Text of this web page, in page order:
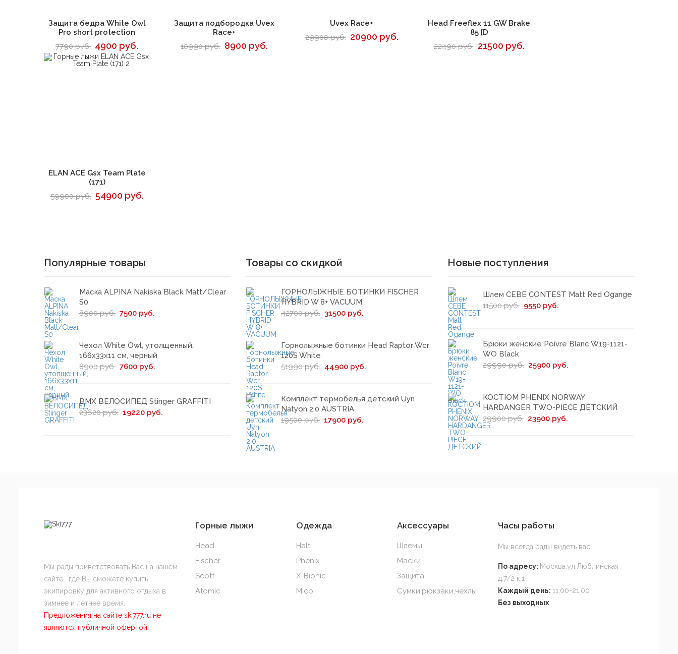
В корзину
Защита бедра White Owl
Pro short protection
7790 руб. 4900 руб.
В корзину
Защита подбородка Uvex
Race+
10990 руб. 8900 руб.
В корзину
Uvex Race+
29900 руб. 20900 руб.
В корзину
Head Freeflex 11 GW Brake
85 [D
22490 руб. 21500 руб.
В корзину
ELAN ACE Gsx Team Plate
(171)
59900 руб. 54900 руб.
Популярные товары
Маска ALPINA Nakiska Black Matt/Clear
S0
8900 руб. 7500 руб.
Чехол White Owl, утолщенный,
166х33х11 см, черный
8900 руб. 7600 руб.
BMX ВЕЛОСИПЕД Stinger GRAFFITI
23620 руб. 19220 руб.
Товары со скидкой
ГОРНОЛЫЖНЫЕ БОТИНКИ FISCHER
HYBRID W 8+ VACUUM
42700 руб. 31500 руб.
Горнолыжные ботинки Head Raptor Wcr
120S White
51990 руб. 44900 руб.
Комплект термобелья детский Uyn
Natyon 2.0 AUSTRIA
19500 руб. 17900 руб.
Новые поступления
Шлем CEBE CONTEST Matt Red Ogange
11500 руб. 9550 руб.
Брюки женские Poivre Blanc W19-1121-
WO Black
29990 руб. 25900 руб.
КОСТЮМ PHENIX NORWAY
HARDANGER TWO-PIECE ДЕТСКИЙ
29900 руб. 23900 руб.
Мы рады приветствовать Вас на нашем
сайте , где Вы сможете купить
экипировку для активного отдыха в
зимнее и летнее время.
Предложения на сайте ski777.ru не
являются публичной офертой.
Горные лыжи
Head
Fischer
Scott
Atomic
Одежда
Halti
Phenix
X-Bionic
Mico
Аксессуары
Шлемы
Маски
Защита
Сумки,рюкзаки,чехлы
Часы работы
Мы всегда рады видеть вас
По адресу: Москва,ул.Люблинская
д.7/2 к.1
Каждый день: 11:00-21:00
Без выходных